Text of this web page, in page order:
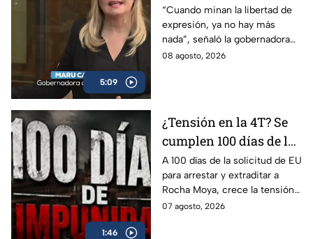
5:09
conozcan la realidad
del país, por eso
quieren regular a los
medios: Maru Campos
“Cuando minan la libertad de
expresión, ya no hay más
nada”, señaló la gobernadora
de Chihuahua, Maru Campos,
08 agosto, 2026
1:46
¿Tensión en la 4T? Se
cumplen 100 días de la
solicitud de EU para
arrestar y extraditar a
Rocha Moya
A 100 días de la solicitud de EU
para arrestar y extraditar a
Rocha Moya, crece la tensión
en la 4T por la acusación por
07 agosto, 2026